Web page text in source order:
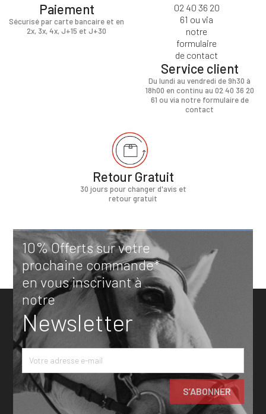
Paiement
Sécurisé par carte bancaire et en
2x, 3x, 4x, J+15 et J+30
Service client
Du lundi au vendredi de 9h30 à
18h00 en continu au 02 40 36 20
61 ou via notre formulaire de
contact
Retour Gratuit
30 jours pour changer d'avis et
retour gratuit
10% Offerts sur votre
prochaine commande*
en vous inscrivant à
notre
Newsletter